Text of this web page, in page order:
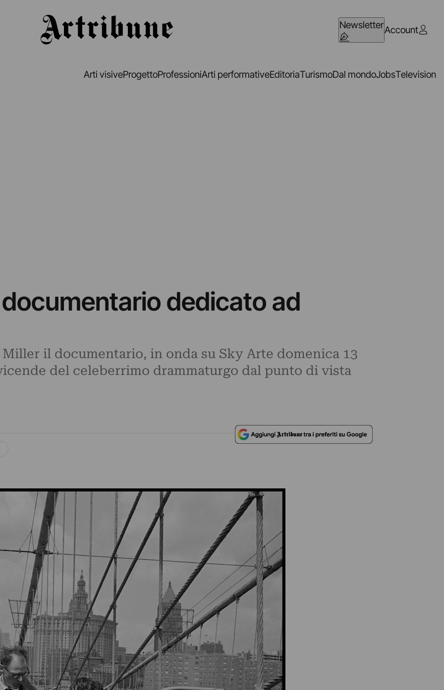
NewsletterAccount
Arti visiveProgettoProfessioniArti performativeEditoriaTurismoDal mondoJobsTelevision
dedicato ad
il documentario, in onda su Sky Arte domenica 13
del celeberrimo drammaturgo dal punto di vista